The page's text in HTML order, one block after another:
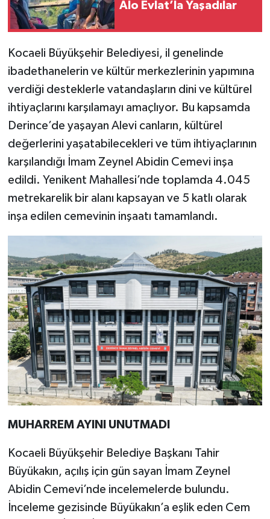
Alo Evlat’la Yaşadılar
Kocaeli Büyükşehir Belediyesi, il genelinde
ibadethanelerin ve kültür merkezlerinin yapımına
verdiği desteklerle vatandaşların dini ve kültürel
ihtiyaçlarını karşılamayı amaçlıyor. Bu kapsamda
Derince’de yaşayan Alevi canların, kültürel
değerlerini yaşatabilecekleri ve tüm ihtiyaçlarının
karşılandığı İmam Zeynel Abidin Cemevi inşa
edildi. Yenikent Mahallesi’nde toplamda 4.045
metrekarelik bir alanı kapsayan ve 5 katlı olarak
inşa edilen cemevinin inşaatı tamamlandı.
MUHARREM AYINI UNUTMADI
Kocaeli Büyükşehir Belediye Başkanı Tahir
Büyükakın, açılış için gün sayan İmam Zeynel
Abidin Cemevi’nde incelemelerde bulundu.
İnceleme gezisinde Büyükakın’a eşlik eden Cem